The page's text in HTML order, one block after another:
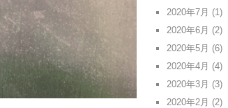
2020年7月 (1)
2020年6月 (2)
2020年5月 (6)
2020年4月 (4)
2020年3月 (3)
2020年2月 (2)